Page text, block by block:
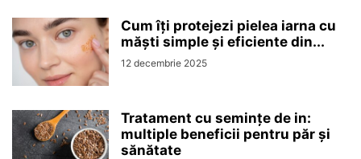
Cum îți protejezi pielea iarna cu
măști simple și eficiente din...
12 decembrie 2025
Tratament cu semințe de in:
multiple beneficii pentru păr și
sănătate